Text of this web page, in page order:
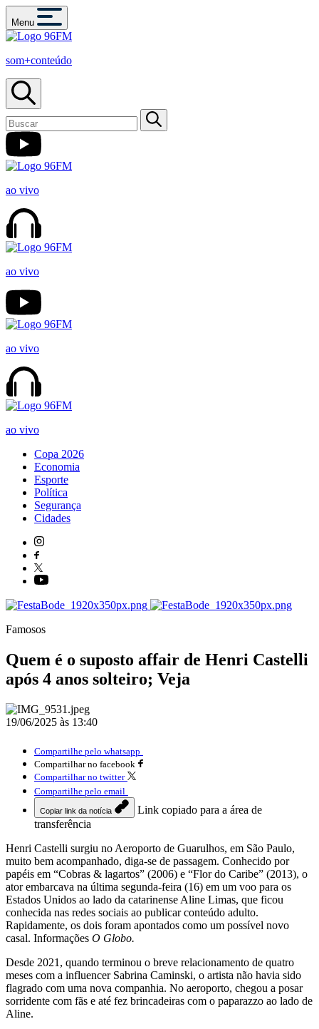
Menu
som+conteúdo
ao vivo
ao vivo
ao vivo
ao vivo
Copa 2026
Economia
Esporte
Política
Segurança
Cidades
Famosos
Quem é o suposto affair de Henri Castelli
após 4 anos solteiro; Veja
19/06/2025 às 13:40
Compartilhe pelo whatsapp
Compartilhar no facebook
Compartilhar no twitter
Compartilhe pelo email
Copiar link da notícia
Link copiado para a área de
transferência
Henri Castelli surgiu no Aeroporto de Guarulhos, em São Paulo,
muito bem acompanhado, diga-se de passagem. Conhecido por
papéis em “Cobras & lagartos” (2006) e “Flor do Caribe” (2013), o
ator embarcava na última segunda-feira (16) em um voo para os
Estados Unidos ao lado da catarinense Aline Limas, que ficou
conhecida nas redes sociais ao publicar conteúdo adulto.
Rapidamente, os dois foram apontados como um possível novo
casal. Informações O Globo.
Desde 2021, quando terminou o breve relacionamento de quatro
meses com a influencer Sabrina Caminski, o artista não havia sido
flagrado com uma nova companhia. No aeroporto, chegou a posar
sorridente com fãs e até fez brincadeiras com o paparazzo ao lado de
Aline.